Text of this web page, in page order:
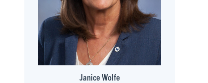
Janice Wolfe